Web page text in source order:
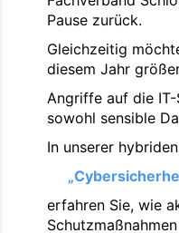
Pause zurück.
Gleichzeitig
diesem Jahr
Angriffe auf die
sowohl sensible
In unserer
erfahren Sie, wie